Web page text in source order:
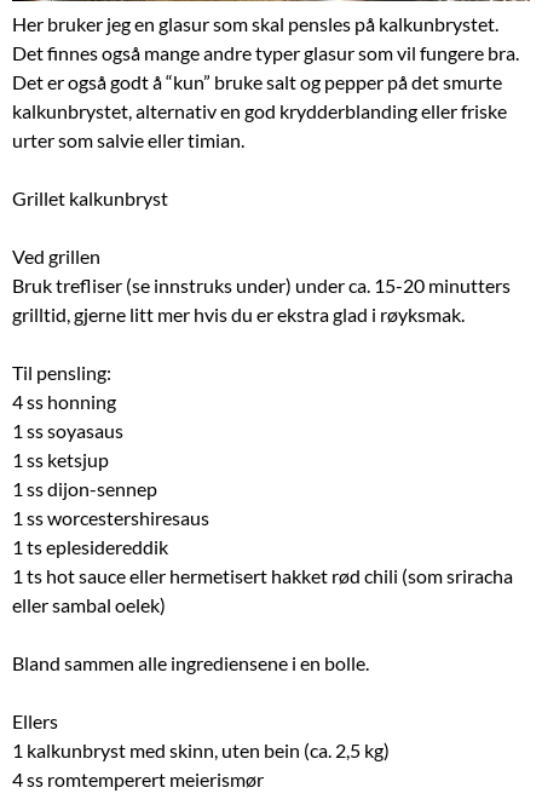
Her bruker jeg en glasur som skal pensles på kalkunbrystet.
Det finnes også mange andre typer glasur som vil fungere bra.
Det er også godt å “kun” bruke salt og pepper på det smurte
kalkunbrystet, alternativ en god krydderblanding eller friske
urter som salvie eller timian.
Grillet kalkunbryst
Ved grillen
Bruk trefliser (se innstruks under) under ca. 15-20 minutters
grilltid, gjerne litt mer hvis du er ekstra glad i røyksmak.
Til pensling:
4 ss honning
1 ss soyasaus
1 ss ketsjup
1 ss dijon-sennep
1 ss worcestershiresaus
1 ts eplesidereddik
1 ts hot sauce eller hermetisert hakket rød chili (som sriracha
eller sambal oelek)
Bland sammen alle ingrediensene i en bolle.
Ellers
1 kalkunbryst med skinn, uten bein (ca. 2,5 kg)
4 ss romtemperert meierismør